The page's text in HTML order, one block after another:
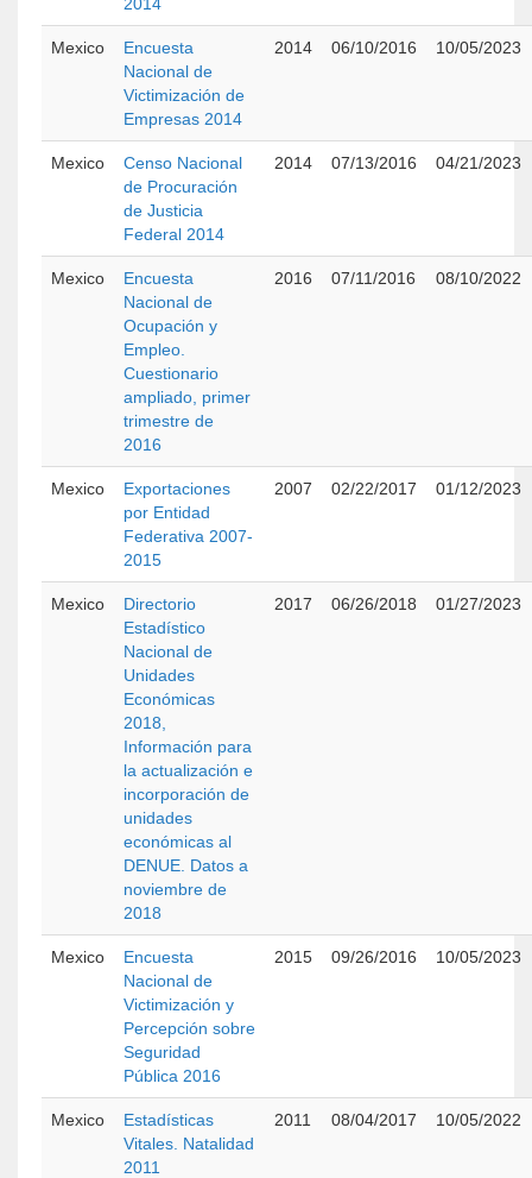
Mexico
Encuesta
Nacional de
Victimización de
Empresas 2014
2014 06/10/2016 10/05/2023
Mexico
Censo Nacional
de Procuración
de Justicia
Federal 2014
2014 07/13/2016 04/21/2023
Mexico
Encuesta
Nacional de
Ocupación y
Empleo.
Cuestionario
ampliado, primer
trimestre de
2016
2016 07/11/2016 08/10/2022
Mexico
Exportaciones
por Entidad
Federativa 2007-
2015
2007 02/22/2017 01/12/2023
Mexico
Directorio
Estadístico
Nacional de
Unidades
Económicas
2018,
Información para
la actualización e
incorporación de
unidades
económicas al
DENUE. Datos a
noviembre de
2018
2017 06/26/2018 01/27/2023
Mexico
Encuesta
Nacional de
Victimización y
Percepción sobre
Seguridad
Pública 2016
2015 09/26/2016 10/05/2023
Mexico
Estadísticas
Vitales. Natalidad
2011
2011 08/04/2017 10/05/2022